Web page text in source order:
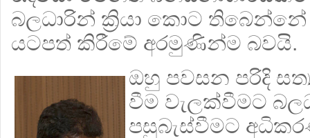
බලධාරින් ක්‍රියා කොට තිබෙන්නේ
යටපත් කිරීමේ අරමුණින්ම බවයි.
ඔහු පවසන පරිදි
වීම වැලක්වීමට
පසුබැස්වීමට